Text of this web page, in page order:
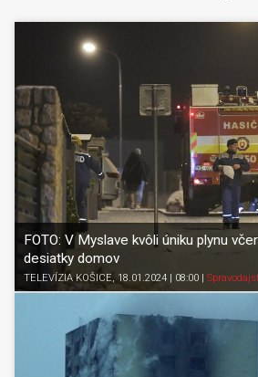
FOTO: V Myslave kvôli úniku plynu
desiatky domov
TELEVÍZIA KOŠICE, 18.01.2024 | 08:00 |